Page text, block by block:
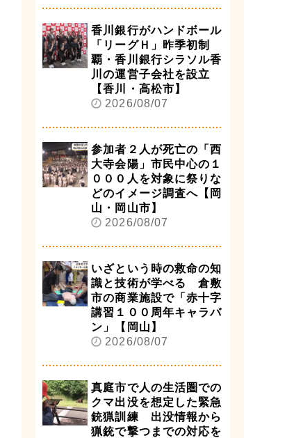
香川銀行がハンドボール
「リーグＨ」昨季初制
覇・香川銀行シラソル香
川の運営子会社を設立
【香川・高松市】
2026/08/07
参加者２人が死亡の「西
大寺会陽」市民中心の１
０００人を対象に祭りな
どのイメージ調査へ【岡
山・岡山市】
2026/08/07
いざという時の救命の知
識と技術が学べる 倉敷
市の商業施設で「赤十字
講習１００周年キャラバ
ン」【岡山】
2026/08/07
真庭市で人の生活圏での
クマ出没を想定した緊急
銃猟訓練 出没情報から
猟銃で撃つまでの対応を